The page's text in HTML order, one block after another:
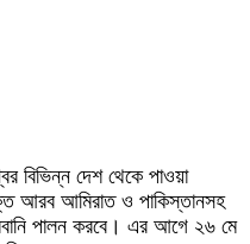
বিভিন্ন দেশ থেকে পাওয়া
আরব আমিরাত ও পাকিস্তানসহ
পালন করবে। এর আগে ২৬ মে